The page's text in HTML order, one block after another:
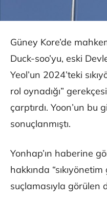
Güney Kore’de
Duck-soo’yu, eski
Yeol’un 2024’teki
rol oynadığı”
çarptırdı. Yoon’un bu
sonuçlanmıştı.
Yonhap’ın haberine
hakkında
suçlamasıyla görülen